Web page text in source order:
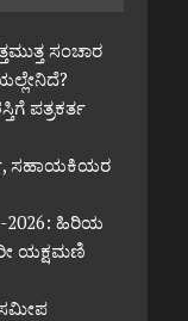
ಸಂಚಾರ
ಪತ್ರಕರ್ತ
ಸಹಾಯಕಿಯರ
-2026: ಹಿರಿಯ
ಯಕ್ಷಮಣಿ
ಸಮೀಪ